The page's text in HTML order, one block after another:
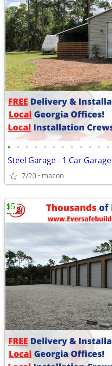
• • • • • • • • • • • •
Steel Garage - 1 Car Garage
7/20 macon
$5